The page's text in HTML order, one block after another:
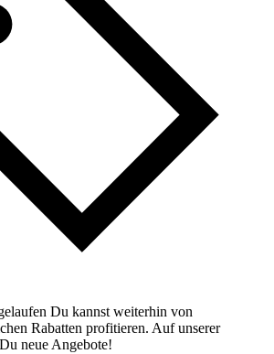
Du kannst weiterhin von
Rabatten profitieren. Auf unserer
neue Angebote!